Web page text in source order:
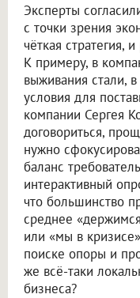
Эксперты
с точки зрения
чёткая стратегия,
К примеру, в
выживания стали,
условия для
компании Сергея
договориться,
нужно
баланс
интерактивный
что большинство
среднее
или «мы в
поиске опоры и
же всё-таки
бизнеса?